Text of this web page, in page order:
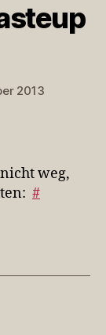
2013
#Tasteup
weg,
#